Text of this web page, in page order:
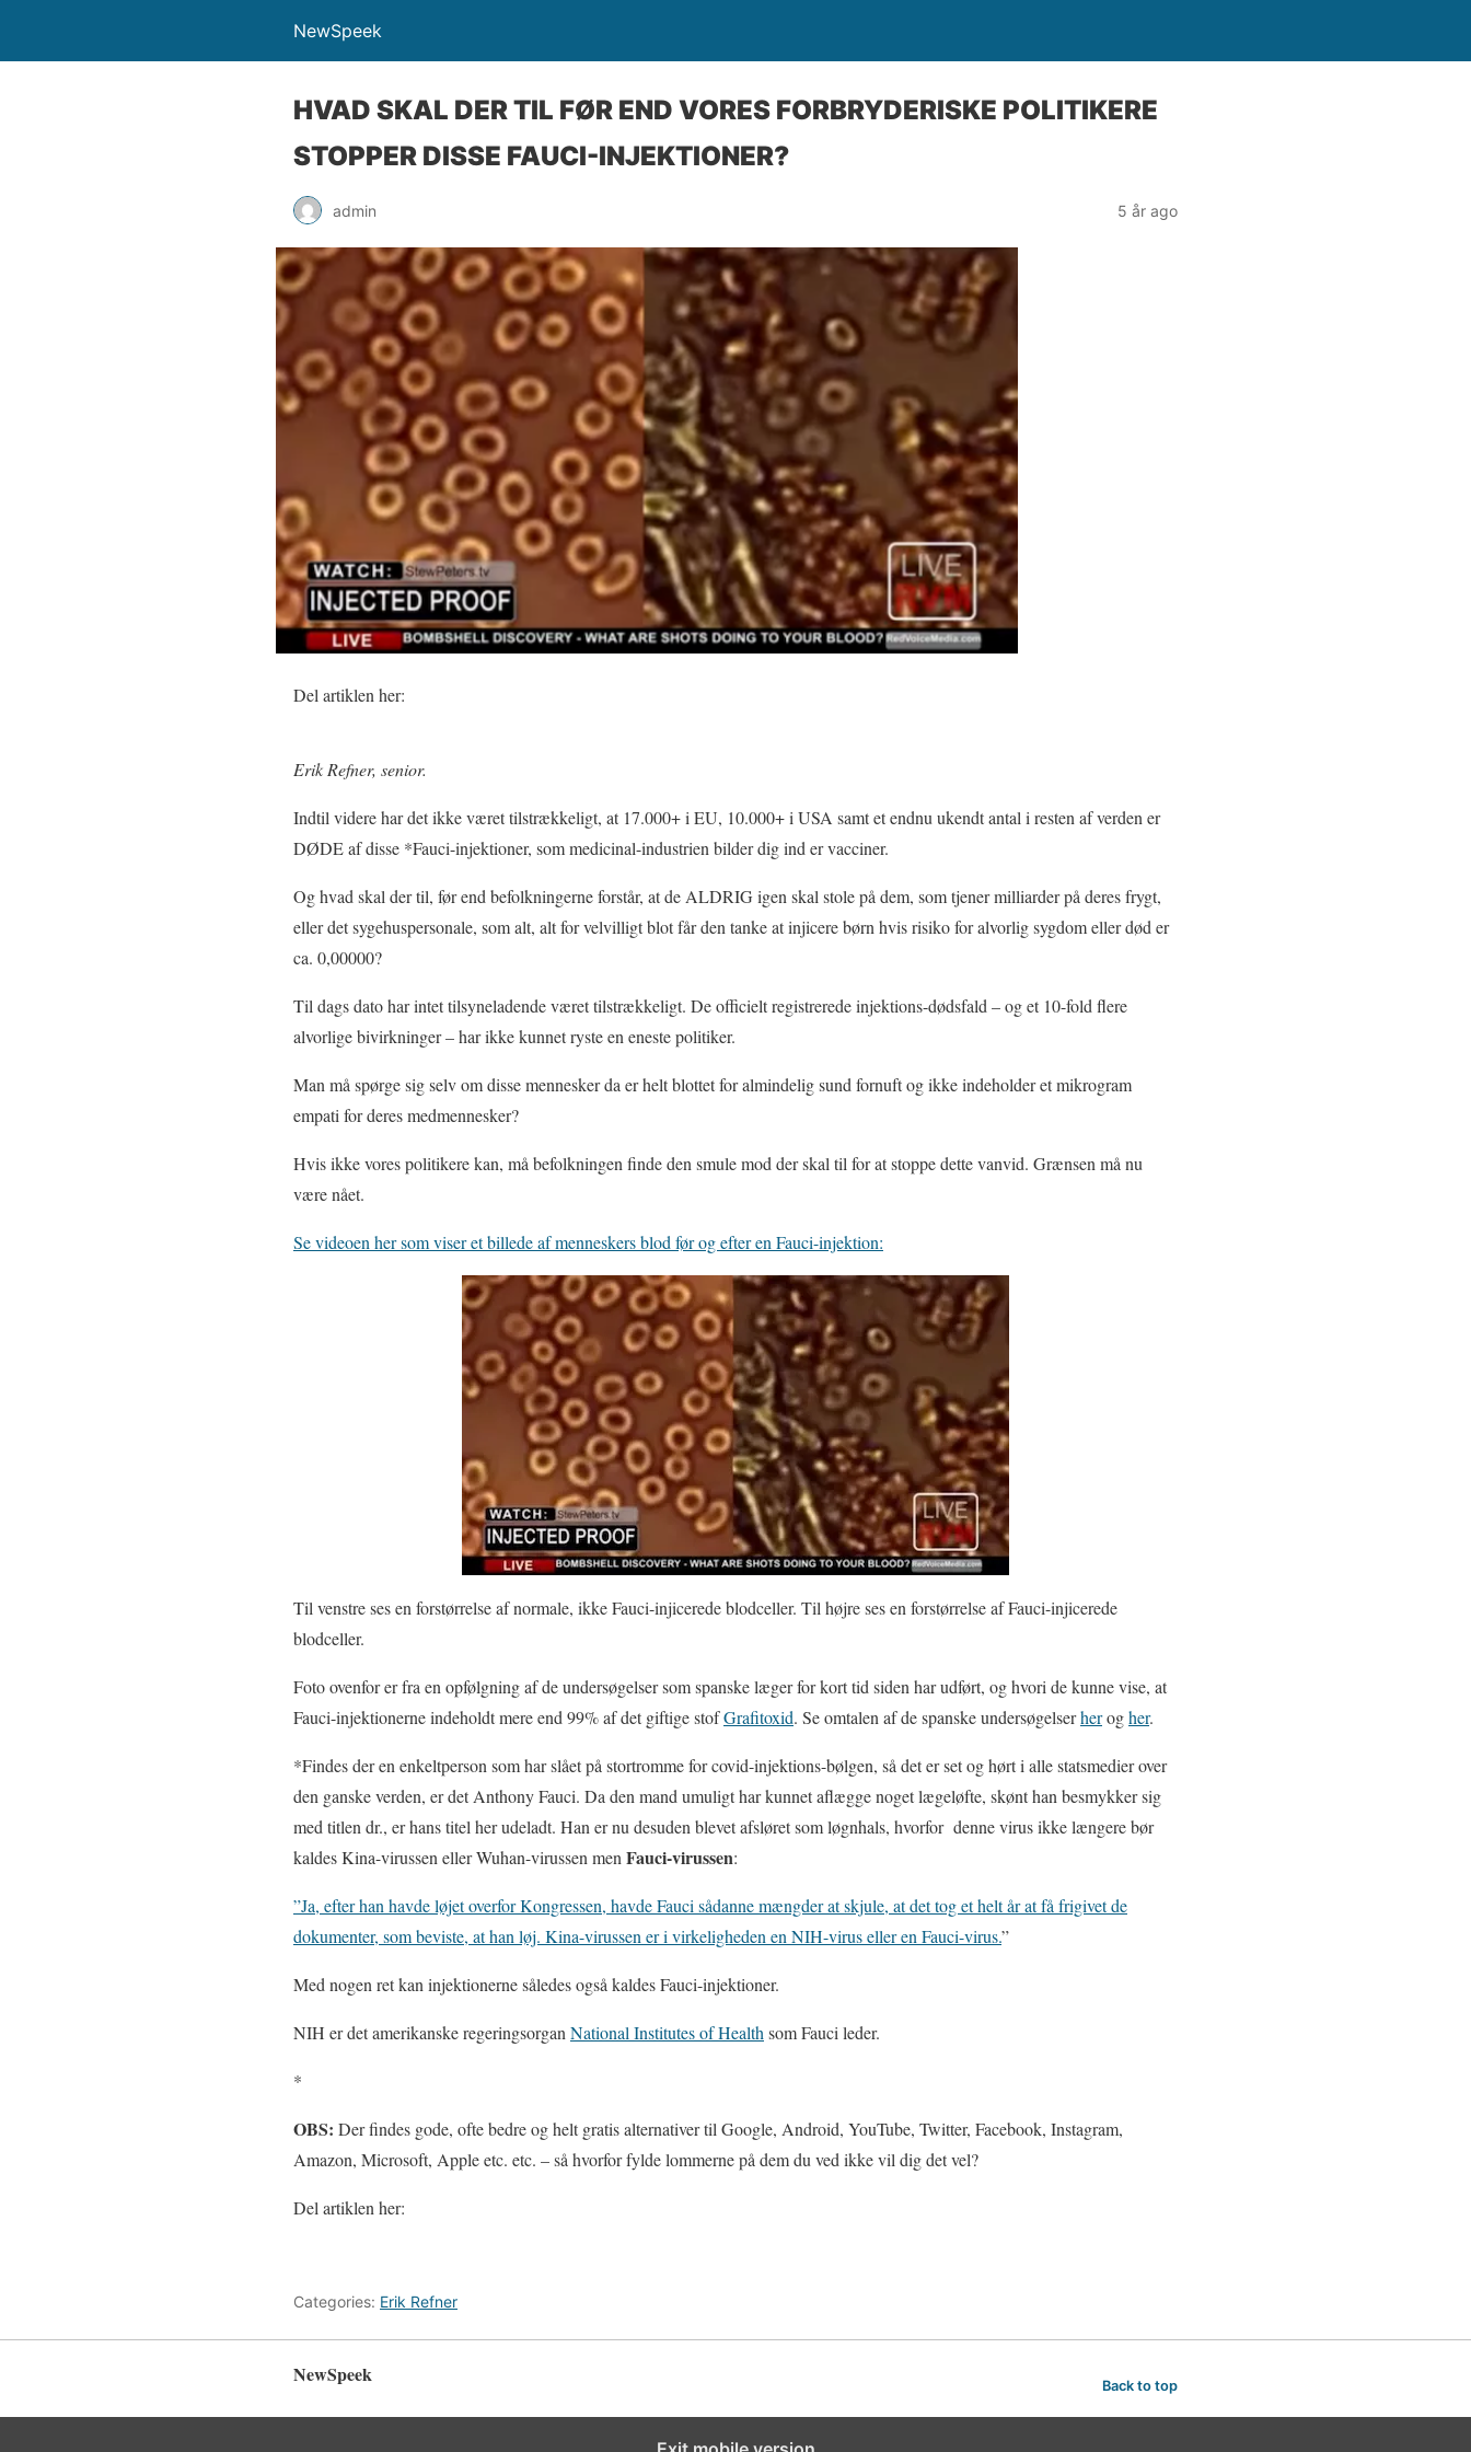
NewSpeek
HVAD SKAL DER TIL FØR END VORES FORBRYDERISKE POLITIKERE
STOPPER DISSE FAUCI-INJEKTIONER?
admin 5 år ago
Del artiklen her:
Erik Refner, senior.
Indtil videre har det ikke været tilstrækkeligt, at 17.000+ i EU, 10.000+ i USA samt et endnu ukendt antal i resten af verden er
DØDE af disse *Fauci-injektioner, som medicinal-industrien bilder dig ind er vacciner.
Og hvad skal der til, før end befolkningerne forstår, at de ALDRIG igen skal stole på dem, som tjener milliarder på deres frygt,
eller det sygehuspersonale, som alt, alt for velvilligt blot får den tanke at injicere børn hvis risiko for alvorlig sygdom eller død er
ca. 0,00000?
Til dags dato har intet tilsyneladende været tilstrækkeligt. De officielt registrerede injektions-dødsfald – og et 10-fold flere
alvorlige bivirkninger – har ikke kunnet ryste en eneste politiker.
Man må spørge sig selv om disse mennesker da er helt blottet for almindelig sund fornuft og ikke indeholder et mikrogram
empati for deres medmennesker?
Hvis ikke vores politikere kan, må befolkningen finde den smule mod der skal til for at stoppe dette vanvid. Grænsen må nu
være nået.
Se videoen her som viser et billede af menneskers blod før og efter en Fauci-injektion:
Til venstre ses en forstørrelse af normale, ikke Fauci-injicerede blodceller. Til højre ses en forstørrelse af Fauci-injicerede
blodceller.
Foto ovenfor er fra en opfølgning af de undersøgelser som spanske læger for kort tid siden har udført, og hvori de kunne vise, at
Fauci-injektionerne indeholdt mere end 99% af det giftige stofGrafitoxid. Se omtalen af de spanske undersøgelserherogher.
*Findes der en enkeltperson som har slået på stortromme for covid-injektions-bølgen, så det er set og hørt i alle statsmedier over
den ganske verden, er det Anthony Fauci. Da den mand umuligt har kunnet aflægge noget lægeløfte, skønt han besmykker sig
med titlen dr., er hans titel her udeladt. Han er nu desuden blevet afsløret som løgnhals, hvorfor denne virus ikke længere bør
kaldes Kina-virussen eller Wuhan-virussen men Fauci-virussen:
”Ja, efter han havde løjet overfor Kongressen, havde Fauci sådanne mængder at skjule, at det tog et helt år at få frigivet de
dokumenter, som beviste, at han løj. Kina-virussen er i virkeligheden en NIH-virus eller en Fauci-virus.”
Med nogen ret kan injektionerne således også kaldes Fauci-injektioner.
NIH er det amerikanske regeringsorgan National Institutes of Health som Fauci leder.
*
OBS: Der findes gode, ofte bedre og helt gratis alternativer til Google, Android, YouTube, Twitter, Facebook, Instagram,
Amazon, Microsoft, Apple etc. etc. – så hvorfor fylde lommerne på dem du ved ikke vil dig det vel?
Del artiklen her:
Categories: Erik Refner
NewSpeek Back to top